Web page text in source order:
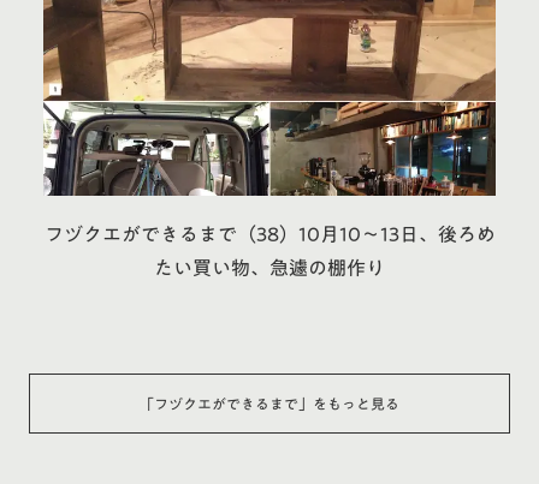
フヅクエができるまで（38）10月10〜13日、後ろめ
たい買い物、急遽の棚作り
「フヅクエができるまで 」をもっと見る